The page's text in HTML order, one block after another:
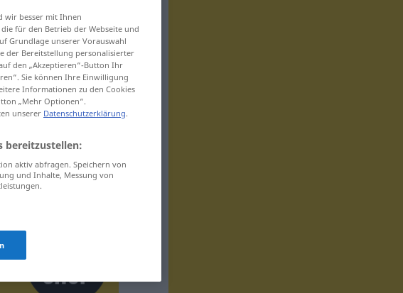
wir besser mit Ihnen
für den Betrieb der Webseite und
Grundlage unserer Vorauswahl
der Bereitstellung personalisierter
den „Akzeptieren“-Button Ihr
Sie können Ihre Einwilligung
Informationen zu den Cookies
„Mehr Optionen“.
unserer Datenschutzerklärung.
bereitzustellen:
aktiv abfragen. Speichern von
und Inhalte, Messung von